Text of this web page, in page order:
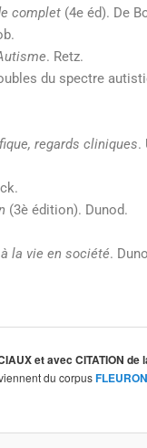
complet(4e éd). De
. Retz.
du spectre
regards cliniques.
(3è édition). Dunod.
la vie en société.
et avec CITATION
du corpusFLEURON